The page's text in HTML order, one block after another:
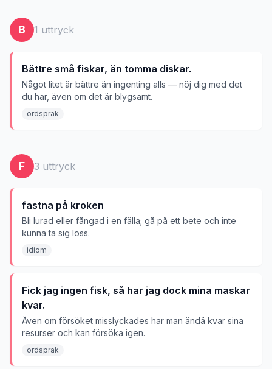
B 1 uttryck
Bättre små fiskar, än tomma diskar.
Något litet är bättre än ingenting alls — nöj dig med det
du har, även om det är blygsamt.
ordsprak
F 3 uttryck
fastna på kroken
Bli lurad eller fångad i en fälla; gå på ett bete och inte
kunna ta sig loss.
idiom
Fick jag ingen fisk, så har jag dock mina maskar
kvar.
Även om försöket misslyckades har man ändå kvar sina
resurser och kan försöka igen.
ordsprak